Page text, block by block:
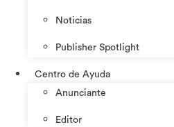
Noticias
Publisher Spotlight
Centro de Ayuda
Anunciante
Editor